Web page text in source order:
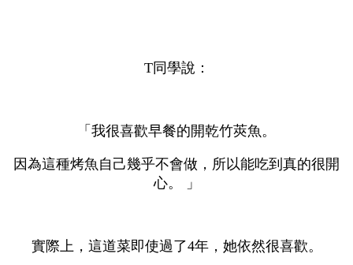
T同學說：
「我很喜歡早餐的開乾竹莢魚。
因為這種烤魚自己幾乎不會做，所以能吃到真的很開
心。 」
實際上，這道菜即使過了4年，她依然很喜歡。